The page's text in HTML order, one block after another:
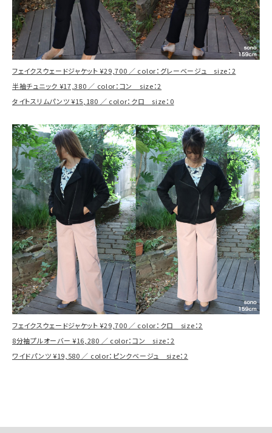
フェイクスウェードジャケット ¥29,700 ／ color：グレーベージュ size：2
半袖チュニック ¥17,380 ／ color：コン size：2
タイトスリムパンツ ¥15,180 ／ color：クロ size：0
フェイクスウェードジャケット ¥29,700 ／ color：クロ size：2
8分袖プルオーバー ¥16,280 ／ color：コン size：2
ワイドパンツ ¥19,580 ／ color：ピンクベージュ size：2